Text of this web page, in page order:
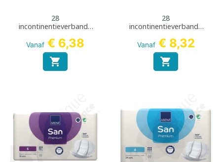
28
incontinentieverbande
Vanaf € 6,38

28
incontinentieverbande
Vanaf € 8,32
